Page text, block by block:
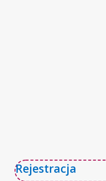
Rejestracja